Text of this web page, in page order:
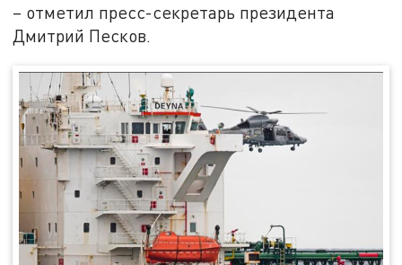
– отметил пресс-секретарь президента
Дмитрий Песков.